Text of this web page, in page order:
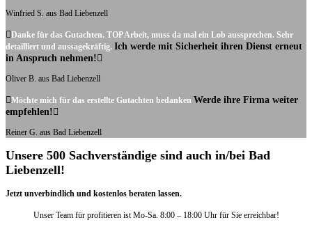
Winfried S. aus Bad Liebenzell
Danke für das Gutachten. TOP Arbeit, muss da mal ein Lob aussprechen. Sehr
detailliert und aussagekräftig. Ich werde mit Sicherheit ihren Dienst erneut
in Anspruch nehmen!
Oliver B. aus Bad Liebenzell
Möchte mich für das erstellte Gutachten bedanken Werde ihre Firma weiter
empfehlen!
Reiner G. aus Bad Liebenzell
Unsere 500 Sachverständige sind auch in/bei Bad
Liebenzell!
Jetzt unverbindlich und kostenlos beraten lassen.
Unser Team für profitieren ist Mo-Sa. 8:00 – 18:00 Uhr für Sie erreichbar!